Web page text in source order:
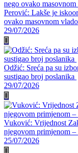
Perović: Lakše je
ovako masovnom
29/07/2026
Odžić: Sreća pa su
sustigao broj poslanika
29/07/2026
Vuković: Vrijednost
njegovom primjenom
25/07/2026